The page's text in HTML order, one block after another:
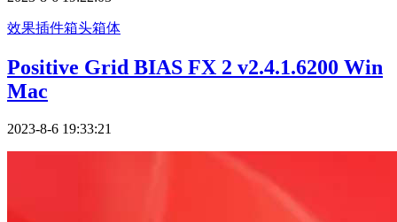
效果插件箱头箱体
Positive Grid BIAS FX 2 v2.4.1.6200 Win
Mac
2023-8-6 19:33:21